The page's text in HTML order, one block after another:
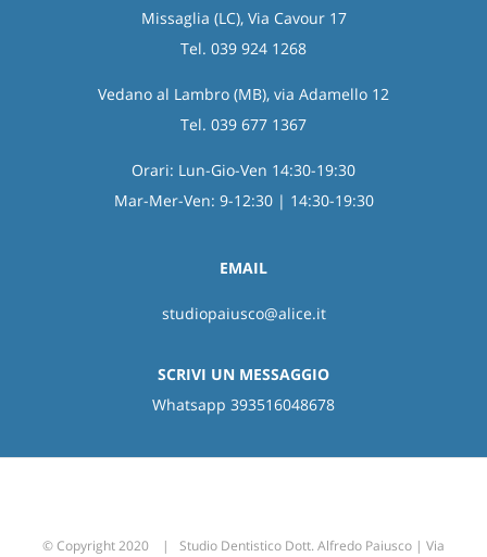
Missaglia (LC), Via Cavour 17
Tel. 039 924 1268
Vedano al Lambro (MB), via Adamello 12
Tel. 039 677 1367
Orari: Lun-Gio-Ven 14:30-19:30
Mar-Mer-Ven: 9-12:30 | 14:30-19:30
EMAIL
studiopaiusco@alice.it
SCRIVI UN MESSAGGIO
Whatsapp 393516048678
© Copyright 2020 | Studio Dentistico Dott. Alfredo Paiusco | Via